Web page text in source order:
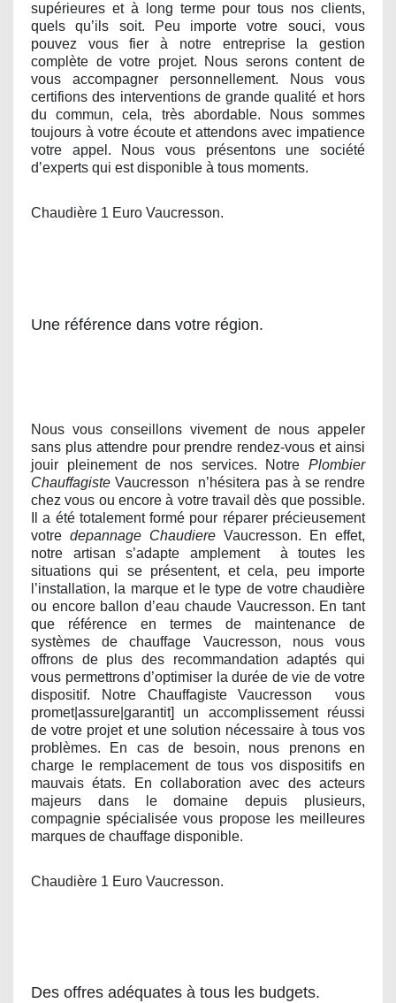
supérieures et à long terme pour tous nos clients,
quels qu’ils soit. Peu importe votre souci, vous
pouvez vous fier à notre entreprise la gestion
complète de votre projet. Nous serons content de
vous accompagner personnellement. Nous vous
certifions des interventions de grande qualité et hors
du commun, cela, très abordable. Nous sommes
toujours à votre écoute et attendons avec impatience
votre appel. Nous vous présentons une société
d’experts qui est disponible à tous moments.
Chaudière 1 Euro Vaucresson.
Une référence dans votre région.
Nous vous conseillons vivement de nous appeler
sans plus attendre pour prendre rendez-vous et ainsi
jouir pleinement de nos services. Notre Plombier
Chauffagiste Vaucresson
n’hésitera pas à se rendre
chez vous ou encore à votre travail dès que possible.
Il a été totalement formé pour réparer précieusement
votre depannage Chaudiere Vaucresson. En effet,
notre artisan s’adapte amplement
à toutes les
situations qui se présentent, et cela, peu importe
l’installation, la marque et le type de votre chaudière
ou encore ballon d’eau chaude Vaucresson. En tant
que référence en termes de maintenance de
systèmes de chauffage Vaucresson, nous vous
offrons de plus des recommandation adaptés qui
vous permettrons d’optimiser la durée de vie de votre
dispositif. Notre Chauffagiste Vaucresson
vous
promet|assure|garantit] un accomplissement réussi
de votre projet et une solution nécessaire à tous vos
problèmes. En cas de besoin, nous prenons en
charge le remplacement de tous vos dispositifs en
mauvais états. En collaboration avec des acteurs
majeurs dans le domaine depuis plusieurs,
compagnie spécialisée vous propose les meilleures
marques de chauffage disponible.
Chaudière 1 Euro Vaucresson.
Des offres adéquates à tous les budgets.